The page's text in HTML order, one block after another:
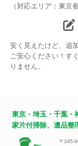
（対応エリア：東京
安く見えたけど、追
ご安心ください！す
りません。
東京・埼玉・千葉・
家片付掃除、遺品整
〒245-